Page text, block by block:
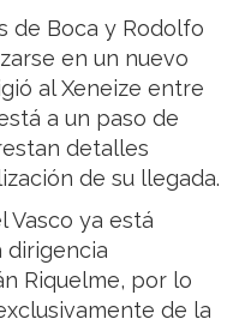
de Boca y Rodolfo
en un nuevo
al Xeneize entre
a un paso de
detalles
de su llegada.
Vasco ya está
dirigencia
Riquelme, por lo
de la